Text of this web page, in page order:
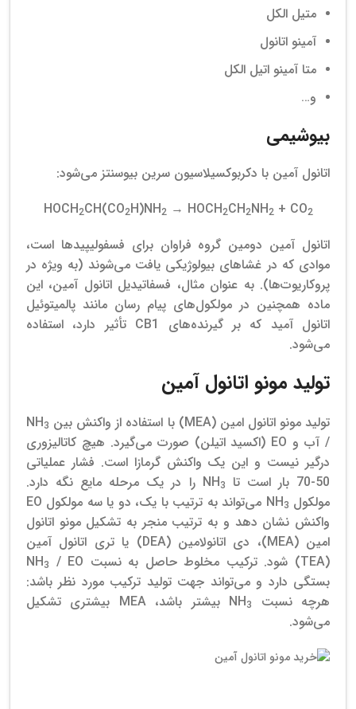
متیل الکل
آمینو اتانول
متا آمینو اتیل الکل
و…
بیوشیمی
اتانول آمین با دكربوكسیلاسیون سرین بیوسنتز می‌شود:
HOCH2CH(CO2H)NH2→ HOCH2CH2NH2+ CO2
اتانول آمین دومین گروه فراوان برای فسفولیپیدها است،
موادی که در غشاهای بیولوژیکی یافت می‌شوند (به ویژه در
پروکاریوت‌ها). به عنوان مثال، فسفاتیدیل اتانول آمین، این
ماده همچنین در مولکول‌های پیام رسان مانند پالمیتوئیل
اتانول آمید که بر گیرنده‌های CB1 تأثیر دارد، استفاده
می‌شود.
تولید مونو اتانول آمین
تولید مونو اتانول امین (MEA) با استفاده از واکنش بین NH 3
/ آب و EO (اکسید اتیلن) صورت می‌گیرد. هیچ کاتالیزوری
درگیر نیست و این یک واکنش گرمازا است. فشار عملیاتی
50-70 بار است تا NH
3
را در یک مرحله مایع نگه دارد.
مولکول NH 3
می‌تواند به ترتیب با یک، دو یا سه مولکول EO
واکنش نشان دهد و به ترتیب منجر به تشکیل مونو اتانول
امین (MEA)، دی اتانولامین (DEA) یا تری اتانول آمین
(TEA) شود.
ترکیب مخلوط حاصل به نسبت NH 3 / EO
بستگی دارد و می‌تواند جهت تولید ترکیب مورد نظر باشد:
هرچه نسبت NH
3
بیشتر باشد، MEA بیشتری تشکیل
می‌شود.